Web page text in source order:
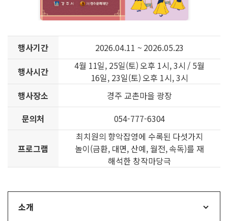
행사기간
2026.04.11 ~ 2026.05.23
행사시간
4월 11일, 25일(토) 오후 1시, 3시 / 5월
16일, 23일(토) 오후 1시, 3시
행사장소
경주 교촌마을 광장
문의처
054-777-6304
프로그램
최치원의 향악잡영에 수록된 다섯가지
놀이(금환, 대면, 산예, 월전, 속독)를 재
해석한 창작마당극
소개